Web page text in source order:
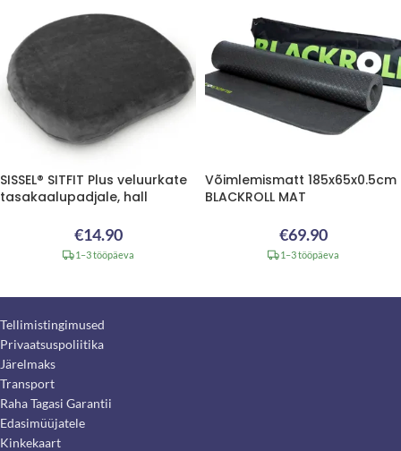
SISSEL® SITFIT Plus veluurkate
tasakaalupadjale, hall
€14.90
1–3 tööpäeva
Võimlemismatt 185x65x0.5cm
BLACKROLL MAT
€69.90
1–3 tööpäeva
Tellimistingimused
Privaatsuspoliitika
Järelmaks
Transport
Raha Tagasi Garantii
Edasimüüjatele
Kinkekaart